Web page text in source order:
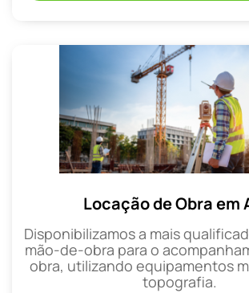
Locação de Obra em
Disponibilizamos a mais
mão-de-obra para o
obra, utilizando equipamentos
topografia.